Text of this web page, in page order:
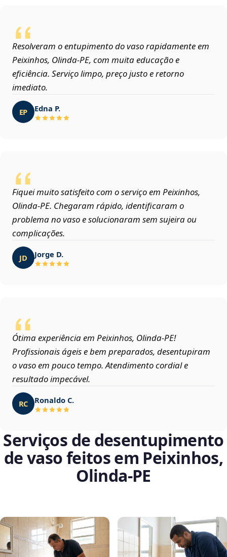
Resolveram o entupimento do vaso rapidamente em
Peixinhos, Olinda‑PE, com muita educação e
eficiência. Serviço limpo, preço justo e retorno
imediato.
EP Edna P.
Fiquei muito satisfeito com o serviço em Peixinhos,
Olinda‑PE. Chegaram rápido, identificaram o
problema no vaso e solucionaram sem sujeira ou
complicações.
JD Jorge D.
Ótima experiência em Peixinhos, Olinda‑PE!
Profissionais ágeis e bem preparados, desentupiram
o vaso em pouco tempo. Atendimento cordial e
resultado impecável.
RC Ronaldo C.
Serviços de desentupimento
de vaso feitos em Peixinhos,
Olinda‑PE